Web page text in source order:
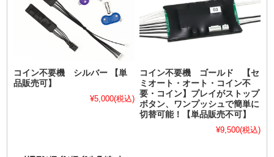
コイン不要機 シルバー 【単
品販売可】
¥5,000(税込)
コイン不要機 ゴールド 【セ
ミオート・オート・コイン不
要・コイン】プレイがストップ
ボタン、ワンプッシュで簡単に
切替可能！【単品販売不可】
¥9,500(税込)